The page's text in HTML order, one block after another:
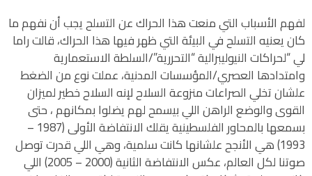
لفهم الأسباب التي منعت هذا الحراك عن التسلح يجب أن نفهم ما
كان يعنيه التسلح في البيئة التي ظهر فيها هذا الحراك، قالت راما
لي “لحراكات النيوليبرالية “التحررية”/السلطة الاستعمارية
وامتدادها العصري/المؤسسات المدنية، عملت نوع من الضغط
علشان تخلي الصراعات منزوعة السلاح لإنه السلاح خطير لميزان
القوى والوضع الراهن اللي بيسمح لهم يضلوا بمكانهم ، حتى
بسمعها بالمحاور الفلسطينية يقلك الانتفاضة الأولى (1987 –
1993) هي الأنجح علشانها كانت سلمية، وهي اللي قدرت توصل
صوتنا لكل العالم، عكس الانتفاضة الثانية (2000 – 2005) اللي